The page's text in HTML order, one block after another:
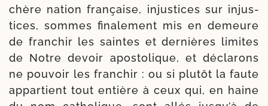
chère nation fran­çaise, injus­tices sur injus­
tices, sommes fina­le­ment mis en demeure
de fran­chir les saintes et der­nières limites
de Notre devoir apos­to­lique, et décla­rons
ne pou­voir les fran­chir : ou si plu­tôt la faute
appar­tient tout entière à ceux qui, en haine